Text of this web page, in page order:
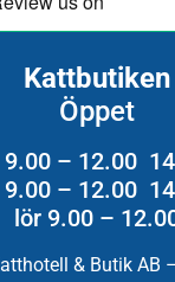
Kattbutiken
Öppet
– 12.00
– 12.00
lör 9.00 –
& Butik AB